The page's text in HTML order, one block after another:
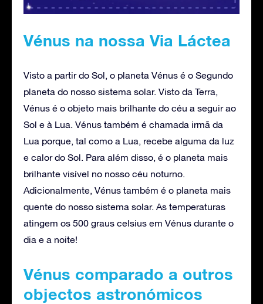
Vénus na nossa Via Láctea
Visto a partir do Sol, o planeta Vénus é o Segundo
planeta do nosso sistema solar. Visto da Terra,
Vénus é o objeto mais brilhante do céu a seguir ao
Sol e à Lua. Vénus também é chamada irmã da
Lua porque, tal como a Lua, recebe alguma da luz
e calor do Sol. Para além disso, é o planeta mais
brilhante visível no nosso céu noturno.
Adicionalmente, Vénus também é o planeta mais
quente do nosso sistema solar. As temperaturas
atingem os 500 graus celsius em Vénus durante o
dia e a noite!
Vénus comparado a outros
objectos astronómicos